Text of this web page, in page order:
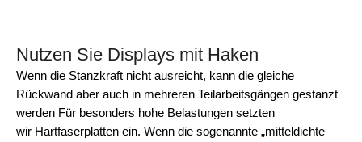
Nutzen Sie Displays mit Haken
Wenn die Stanzkraft nicht ausreicht, kann die gleiche
Rückwand aber auch in mehreren Teilarbeitsgängen gestanzt
werden Für besonders hohe Belastungen setzten
wir Hartfaserplatten ein. Wenn die sogenannte „mitteldichte